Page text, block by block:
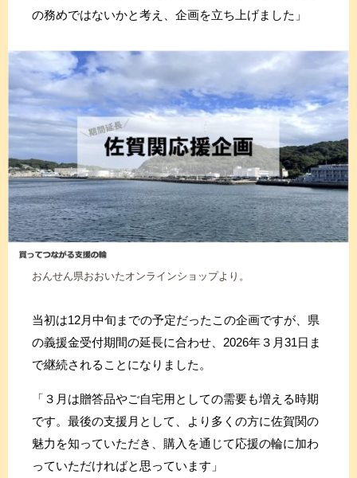
の務めではないかと考え、企画を立ち上げました」
おんせん県おおいたオンラインショップより。
当初は12月中旬までの予定だったこの企画ですが、県
の義援金受付期間の延長に合わせ、2026年３月31日ま
で継続されることになりました。
「３月は贈答品やご自宅用としての需要も増える時期
です。最後の支援月として、より多くの方に佐賀関の
魅力を知っていただき、購入を通じて応援の輪に加わ
っていただければと思っています」